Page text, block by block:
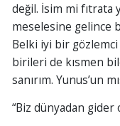
değil. İsim mi fıtrata
meselesine gelince
Belki iyi bir
birileri de kısmen
sanırım. Yunus’un
“Biz dünyadan gider